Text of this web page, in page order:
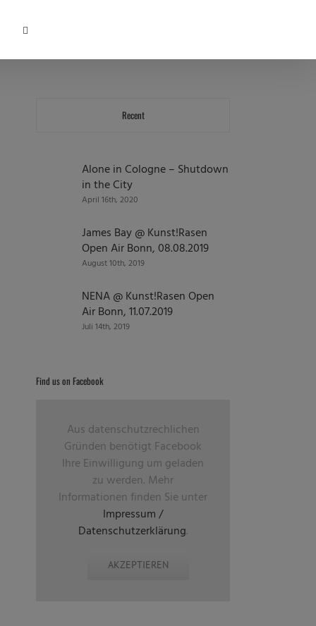
Recent
Alone in Cologne – Shutdown
in the City
April 16th, 2020
James Bay @ Kunst!Rasen
Open Air Bonn, 08.08.2019
August 10th, 2019
NENA @ Kunst!Rasen Open
Air Bonn, 11.07.2019
Juli 14th, 2019
Find us on Facebook
Aus datenschutzrechlichen
Gründen benötigt Facebook
Ihre Einwilligung um geladen
zu werden. Mehr
Informationen finden Sie unter
Impressum /
Datenschutzerklärung.
AKZEPTIEREN